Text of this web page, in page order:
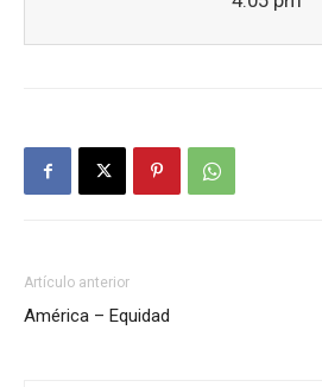
Artículo anterior
América – Equidad